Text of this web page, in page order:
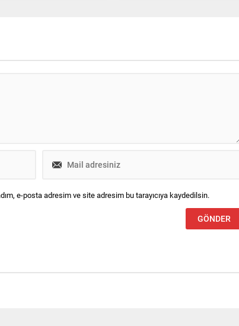
e-posta adresim ve site adresim bu tarayıcıya kaydedilsin.